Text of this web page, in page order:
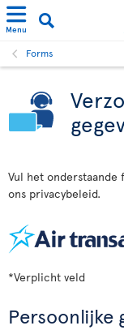
Menu
Forms
Vul het
ons privacybeleid.
*Verplicht veld
Persoonlijke